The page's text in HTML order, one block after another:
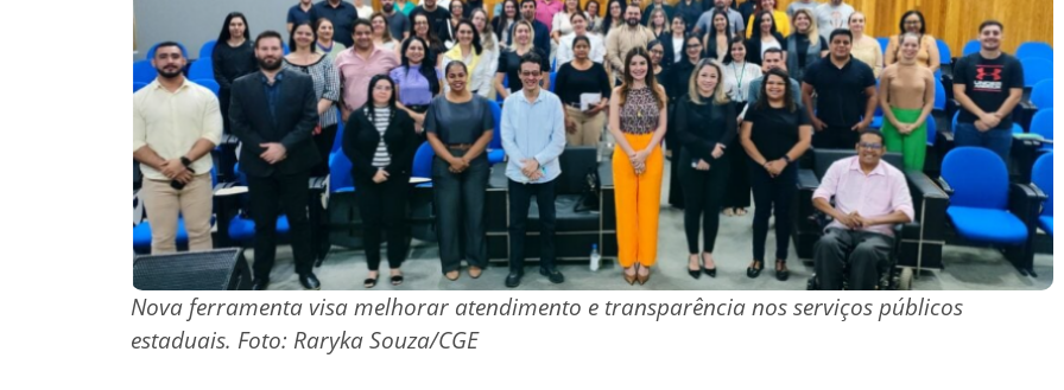
Nova ferramenta visa melhorar atendimento e transparência nos serviços públicos
estaduais. Foto: Raryka Souza/CGE